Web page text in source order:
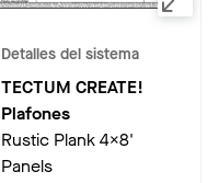
Detalles del sistema
TECTUM CREATE!
Plafones
Rustic Plank 4x8'
Panels